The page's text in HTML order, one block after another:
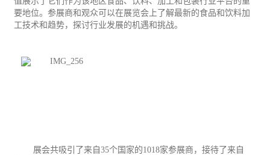
要地位。参展商和观众可以在展览会上了解最新的食品和饮料加
工技术和趋势，探讨行业发展的机遇和挑战。
展会共吸引了来自 35个国家的1018家参展商，接待了来自